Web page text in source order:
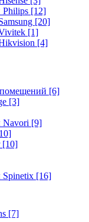
Philips [12]
[20]
[1]
[4]
[6]
[3]
Navori [9]
[10]
Spinetix [16]
[7]